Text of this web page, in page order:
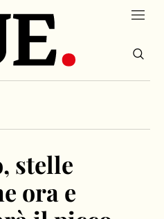
stelle
ora e